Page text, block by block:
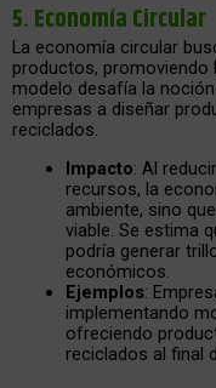
5.Economía Circular
La economía circular
productos, promoviendo
modelo desafía la
empresas a diseñar
reciclados.
Impacto: Al
recursos, la
ambiente, sino
viable. Se estima
podría generar
económicos.
Ejemplos:
implementando
ofreciendo
reciclados al final